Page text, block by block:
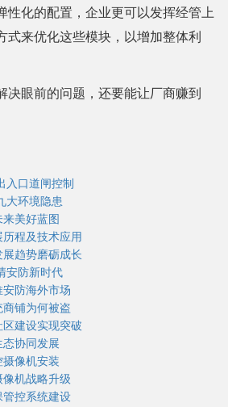
性化的配置，企业更可以发挥经管上
式来优化这些模块，以增加整体利
决眼前的问题，还要能让厂商赚到
入口道闸控制
大环境隐患
美好蓝图
程及技术应用
趋势磨砺成长
安防新时代
防海外市场
铺为何被盗
建设实现突破
协同发展
像机安装
机战略升级
管控系统建设